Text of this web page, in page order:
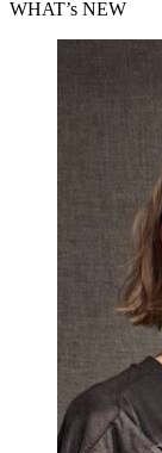
WHAT’s NEW